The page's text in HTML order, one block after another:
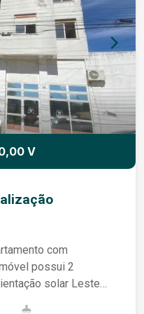
V
com
solar Leste,